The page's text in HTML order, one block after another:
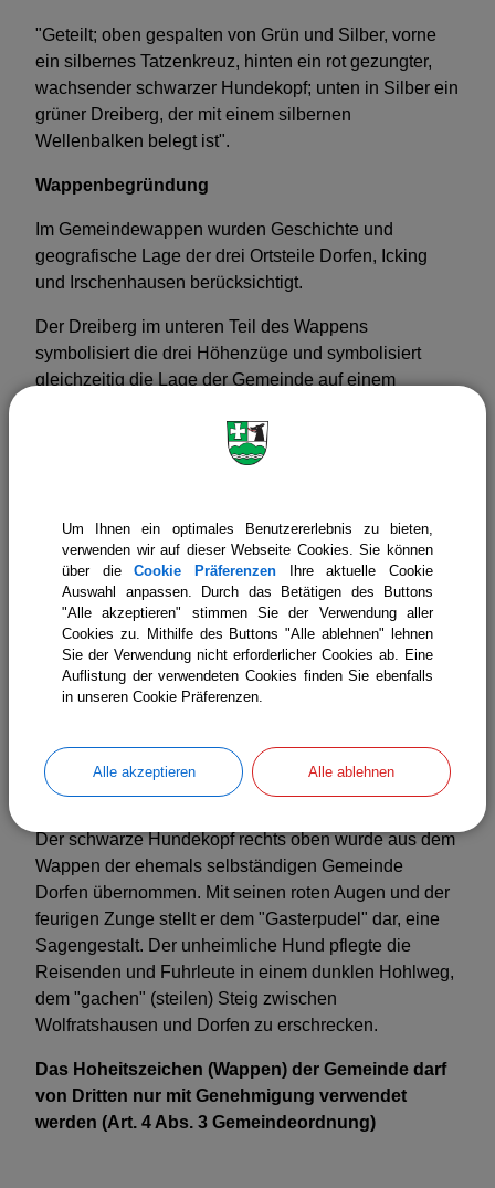
"Geteilt; oben gespalten von Grün und Silber, vorne
ein silbernes Tatzenkreuz, hinten ein rot gezungter,
wachsender schwarzer Hundekopf; unten in Silber ein
grüner Dreiberg, der mit einem silbernen
Wellenbalken belegt ist".
Wappenbegründung
Im Gemeindewappen wurden Geschichte und
geografische Lage der drei Ortsteile Dorfen, Icking
und Irschenhausen berücksichtigt.
Der Dreiberg im unteren Teil des Wappens
symbolisiert die drei Höhenzüge und symbolisiert
gleichzeitig die Lage der Gemeinde auf einem
silberne Wellenbalken, der den Berg durchzieht,
verweist auf die Isar, die für alle Gemeindeteile als
Bedeutung war.
Das silberne Kreuz im oberen Teil steht einerseits für
das Kreuzpatrozinium der Ickinger Dorfkirche,
andererseits soll es als "Ulrichskreuz" an die
Ulrichskirche erinnern, die bis ins 19. Jahrhundert auf
dem Aussichtspunkt zwischen Icking und
stammt, befindet sich heute in St. Anian in
Irschenhausen.
Der schwarze Hundekopf rechts oben wurde aus dem
Wappen der ehemals selbständigen Gemeinde
Dorfen übernommen. Mit seinen roten Augen und der
feurigen Zunge stellt er dem "Gasterpudel" dar, eine
Sagengestalt. Der unheimliche Hund pflegte die
Reisenden und Fuhrleute in einem dunklen Hohlweg,
dem "gachen" (steilen) Steig zwischen
Wolfratshausen und Dorfen zu erschrecken.
Das Hoheitszeichen (Wappen) der Gemeinde darf
von Dritten nur mit Genehmigung verwendet
werden (Art. 4 Abs. 3 Gemeindeordnung)
Um Ihnen ein optimales Benutzererlebnis zu bieten,
verwenden wir auf dieser Webseite Cookies. Sie können
über dieCookie Präferenzen Ihre aktuelle Cookie
Auswahl anpassen. Durch das Betätigen des Buttons
"Alle akzeptieren" stimmen Sie der Verwendung aller
Cookies zu. Mithilfe des Buttons "Alle ablehnen" lehnen
Sie der Verwendung nicht erforderlicher Cookies ab. Eine
Auflistung der verwendeten Cookies finden Sie ebenfalls
in unseren Cookie Präferenzen.
Alle akzeptieren Alle ablehnen